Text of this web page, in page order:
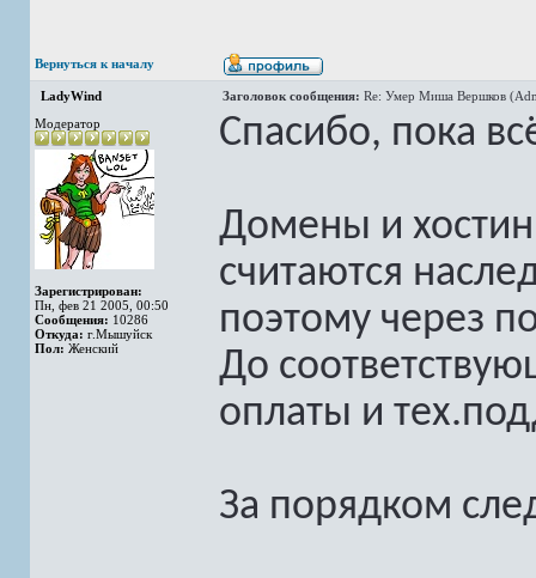
Вернуться к началу
LadyWind Заголовок сообщения: Re: Умер Миша Вершков
Модератор
Зарегистрирован:
Пн, фев 21 2005, 00:50
Сообщения: 10286
Откуда: г.Мышуйск
Пол: Женский
Спасибо, пока
Домены и
считаются
поэтому через
До
оплаты и
За порядком